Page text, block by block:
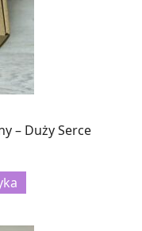
– Duży Serce